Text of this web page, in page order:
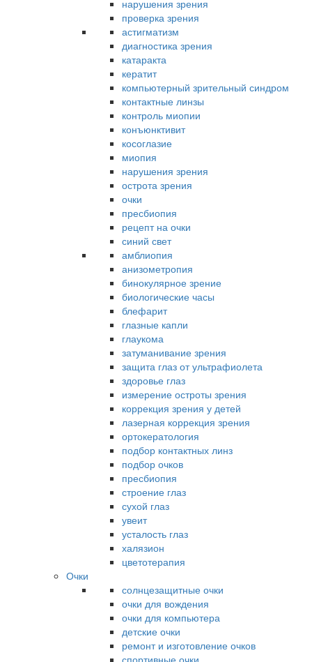
нарушения зрения
проверка зрения
астигматизм
диагностика зрения
катаракта
кератит
компьютерный зрительный синдром
контактные линзы
контроль миопии
конъюнктивит
косоглазие
миопия
нарушения зрения
острота зрения
очки
пресбиопия
рецепт на очки
синий свет
амблиопия
анизометропия
бинокулярное зрение
биологические часы
блефарит
глазные капли
глаукома
затуманивание зрения
защита глаз от ультрафиолета
здоровье глаз
измерение остроты зрения
коррекция зрения у детей
лазерная коррекция зрения
ортокератология
подбор контактных линз
подбор очков
пресбиопия
строение глаз
сухой глаз
увеит
усталость глаз
халязион
цветотерапия
Очки
солнцезащитные очки
очки для вождения
очки для компьютера
детские очки
ремонт и изготовление очков